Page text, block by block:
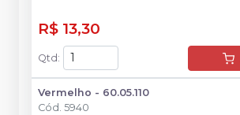
R$ 13,30
Qtd :
Vermelho - 60.05.110
Cód. 5940